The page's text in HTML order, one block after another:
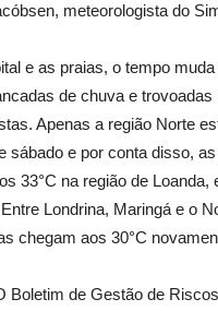
meteorologista do
e as praias, o tempo
de chuva e trovoadas
Apenas a região Norte
sábado e por conta disso,
33°C na região de Loanda,
Londrina, Maringá e o
chegam aos 30°C
Boletim de Gestão de